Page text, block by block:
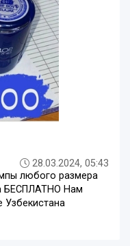
28.03.2024, 05:43
любого размера
БЕСПЛАТНО Нам
Узбекистана